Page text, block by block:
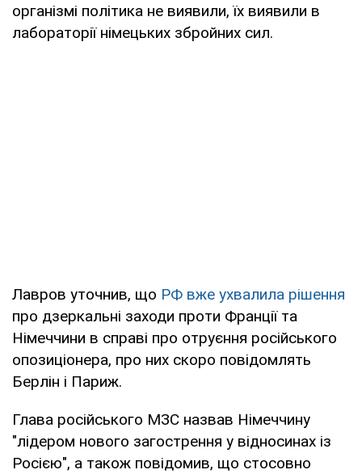
організмі політика не виявили, їх виявили в
лабораторії німецьких збройних сил.
Лавров уточнив, що РФ вже ухвалила рішення
про дзеркальні заходи проти Франції та
Німеччини в справі про отруєння російського
опозиціонера, про них скоро повідомлять
Берлін і Париж.
Глава російського МЗС назвав Німеччину
"лідером нового загострення у відносинах із
Росією", а також повідомив, що стосовно